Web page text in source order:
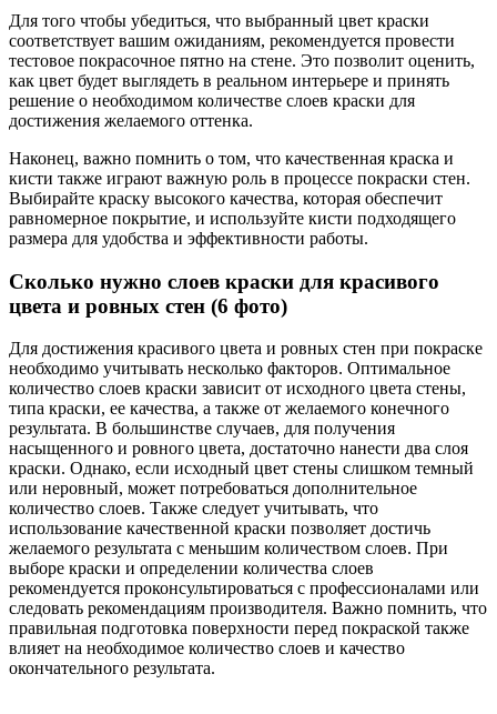
Для того чтобы убедиться, что выбранный цвет краски
соответствует вашим ожиданиям, рекомендуется провести
тестовое покрасочное пятно на стене. Это позволит оценить,
как цвет будет выглядеть в реальном интерьере и принять
решение о необходимом количестве слоев краски для
достижения желаемого оттенка.
Наконец, важно помнить о том, что качественная краска и
кисти также играют важную роль в процессе покраски стен.
Выбирайте краску высокого качества, которая обеспечит
равномерное покрытие, и используйте кисти подходящего
размера для удобства и эффективности работы.
Сколько нужно слоев краски для красивого
цвета и ровных стен (6 фото)
Для достижения красивого цвета и ровных стен при покраске
необходимо учитывать несколько факторов. Оптимальное
количество слоев краски зависит от исходного цвета стены,
типа краски, ее качества, а также от желаемого конечного
результата. В большинстве случаев, для получения
насыщенного и ровного цвета, достаточно нанести два слоя
краски. Однако, если исходный цвет стены слишком темный
или неровный, может потребоваться дополнительное
количество слоев. Также следует учитывать, что
использование качественной краски позволяет достичь
желаемого результата с меньшим количеством слоев. При
выборе краски и определении количества слоев
рекомендуется проконсультироваться с профессионалами или
следовать рекомендациям производителя. Важно помнить, что
правильная подготовка поверхности перед покраской также
влияет на необходимое количество слоев и качество
окончательного результата.